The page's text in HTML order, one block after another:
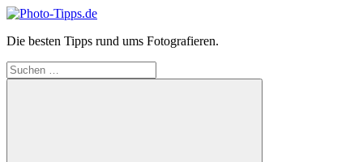
Zum
springen
Photo-
Die besten Tipps rund ums Fotografieren.
Suchen
nach: